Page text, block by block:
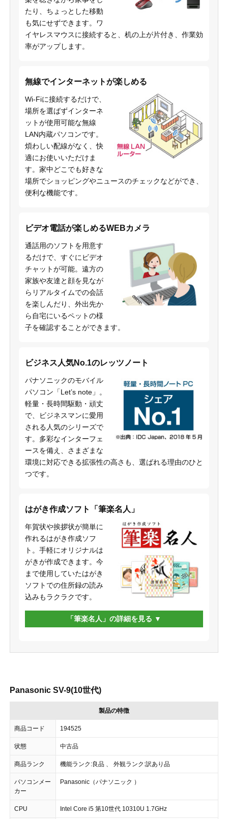
たり、ちょっとした移動
も気にせずできます。ワ
イヤレスマウスに接続すると、机の上が片付き、作業効
率がアップします。
無線でインターネットが楽しめる
Wi-Fiに接続するだけで、
場所を選ばずインターネ
ットが使用可能な無線
LAN内蔵パソコンです。
煩わしい配線がなく、快
適にお使いいただけま
す。家中どこでも好きな
場所でショッピングやニュースのチェックなどができ、
便利な機能です。
ビデオ電話が楽しめるWEBカメラ
通話用のソフトを用意す
るだけで、すぐにビデオ
チャットが可能。遠方の
家族や友達と顔を見なが
らリアルタイムでの会話
を楽しんだり、外出先か
ら自宅にいるペットの様
子を確認することができます。
ビジネス人気No.1のレッツノート
パナソニックのモバイル
パソコン「Let’s note」。
軽量・長時間駆動・頑丈
で、ビジネスマンに愛用
される人気のシリーズで
す。多彩なインターフェ
ースを備え、さまざまな
環境に対応できる拡張性の高さも、選ばれる理由のひと
つです。
はがき作成ソフト「筆楽名人」
年賀状や挨拶状が簡単に
作れるはがき作成ソフ
ト。手軽にオリジナルは
がきが作成できます。今
まで使用していたはがき
ソフトでの住所録の読み
込みもラクラクです。
「筆楽名人」の詳細を見る
Panasonic SV-9(10世代)
製品の特徴
商品コード 194525
状態 中古品
商品ランク 機能ランク:良品 、 外観ランク:訳あり品
パソコンメー
カー
Panasonic（パナソニック ）
CPU Intel Core i5 第10世代 10310U 1.7GHz